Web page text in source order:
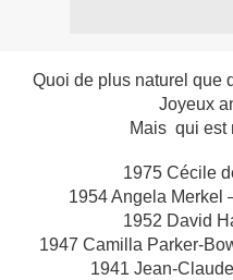
Quoi de plus naturel que
Joyeux
Mais qui est
1975 Cécile
1954 Angela Merkel
1952 David
1947 Camilla Parker-
1941 Jean-